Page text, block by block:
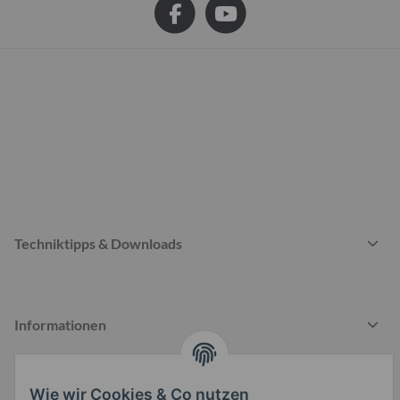
Techniktipps & Downloads
Informationen
Wie wir Cookies & Co nutzen